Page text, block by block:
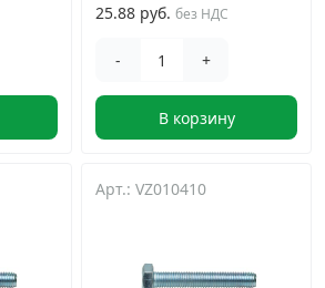
и мебельная фурнитура›
25.88 руб. без НДС
- +
В корзину
Арт.: VZ010410